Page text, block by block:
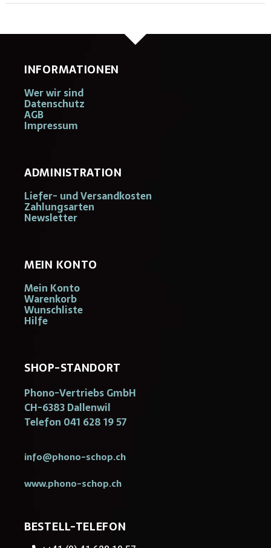
INFORMATIONEN
Wer wir sind
Datenschutz
AGB
Impressum
ADMINISTRATION
Liefer- und Versandkosten
Zahlungsarten
Newsletter
MEIN KONTO
Mein Konto
Warenkorb
Wunschliste
Hilfe
SHOP-STANDORT
Phono-Vertriebs GmbH
CH-6383 Dallenwil
Telefon 041 628 19 57
info@phono-schop.ch
www.phono-schop.ch
BESTELL-TELEFON